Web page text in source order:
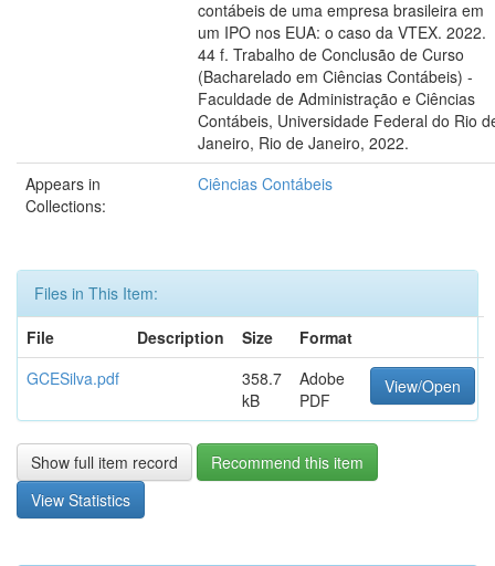
contábeis de uma empresa brasileira em
um IPO nos EUA: o caso da VTEX. 2022.
44 f. Trabalho de Conclusão de Curso
(Bacharelado em Ciências Contábeis) -
Faculdade de Administração e Ciências
Contábeis, Universidade Federal do Rio
Janeiro, Rio de Janeiro, 2022.
Appears in
Collections:
Ciências Contábeis
Files in This Item:
File
Description Size
Format
GCESilva.pdf
358.7
kB
Adobe
PDF
View/Open
Show full item record
Recommend this item
View Statistics